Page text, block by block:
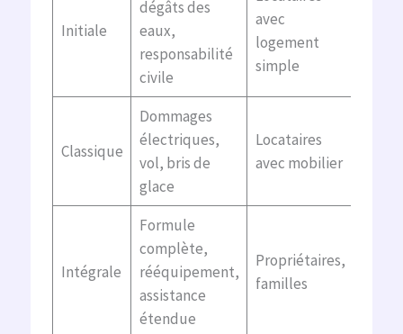
Initiale
dégâts des
eaux,
responsabilité
civile
avec
logement
simple
Classique
Dommages
électriques,
vol, bris de
glace
Locataires
avec mobilier
Intégrale
Formule
complète,
rééquipement,
assistance
étendue
Propriétaires,
familles